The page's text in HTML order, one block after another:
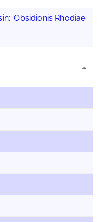
: 'Obsidionis Rhodiae